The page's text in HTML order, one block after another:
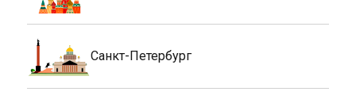
Санкт-Петербург